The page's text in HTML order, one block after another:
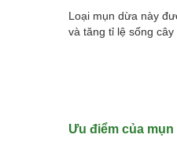
Loại mụn dừa này
và tăng tỉ lệ sống cây
Ưu điểm của